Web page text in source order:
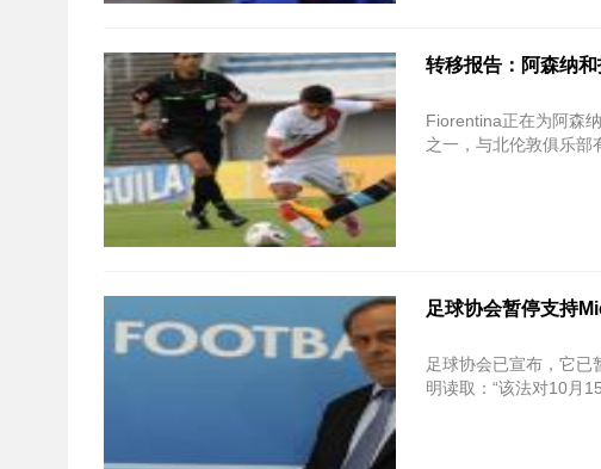
转移报告：阿森纳
Fiorentina正在为阿森
之一，与北伦敦俱乐部
足球协会暂停支持
足球协会已宣布，它已
明读取：“该法对10月